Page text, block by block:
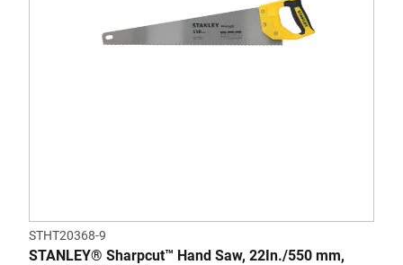
STHT20368-9
STANLEY® Sharpcut™ Hand Saw, 22In./550 mm,